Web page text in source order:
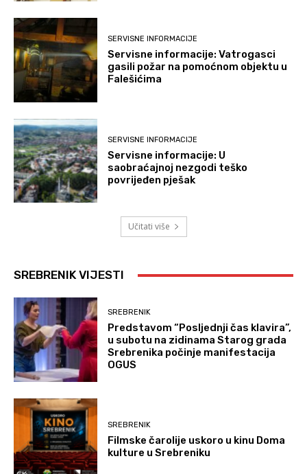
SERVISNE INFORMACIJE
Servisne informacije: Vatrogasci
gasili požar na pomoćnom objektu u
Falešićima
SERVISNE INFORMACIJE
Servisne informacije: U
saobraćajnoj nezgodi teško
povrijeđen pješak
Učitati više
SREBRENIK VIJESTI
SREBRENIK
Predstavom “Posljednji čas klavira”,
u subotu na zidinama Starog grada
Srebrenika počinje manifestacija
OGUS
SREBRENIK
Filmske čarolije uskoro u kinu Doma
kulture u Srebreniku